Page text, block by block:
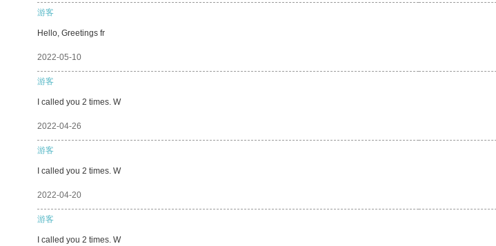
游客
Hello, Greetings fr
2022-05-10
游客
I called you 2 times. W
2022-04-26
游客
I called you 2 times. W
2022-04-20
游客
I called you 2 times. W